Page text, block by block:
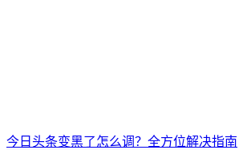
今日头条变黑了怎么调？全方位解决指南